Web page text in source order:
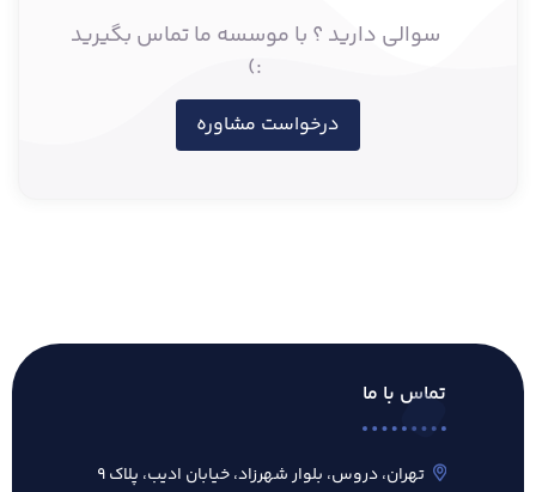
سوالی دارید ؟ با موسسه ما تماس بگیرید
:)
درخواست مشاوره
تماس با ما
تهران، دروس، بلوار شهرزاد، خیابان ادیب، پلاک ۹